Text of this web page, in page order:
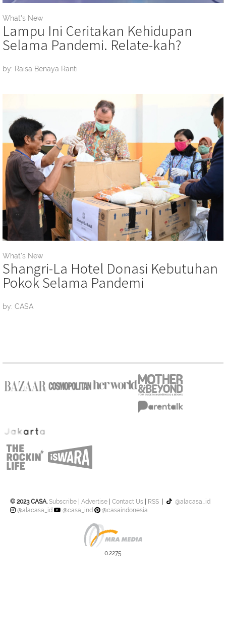
What's New
Lampu Ini Ceritakan Kehidupan
Selama Pandemi. Relate-kah?
by: Raisa Benaya Ranti
What's New
Shangri-La Hotel Donasi Kebutuhan
Pokok Selama Pandemi
by: CASA
© 2023 CASA.Subscribe Advertise Contact Us RSS
@alacasa_id
@alacasa_id
@casa_ind @casaindonesia
0.2275